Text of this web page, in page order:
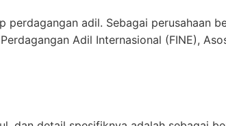
perdagangan adil. Sebagai perusahaan
Adil Internasional (FINE),